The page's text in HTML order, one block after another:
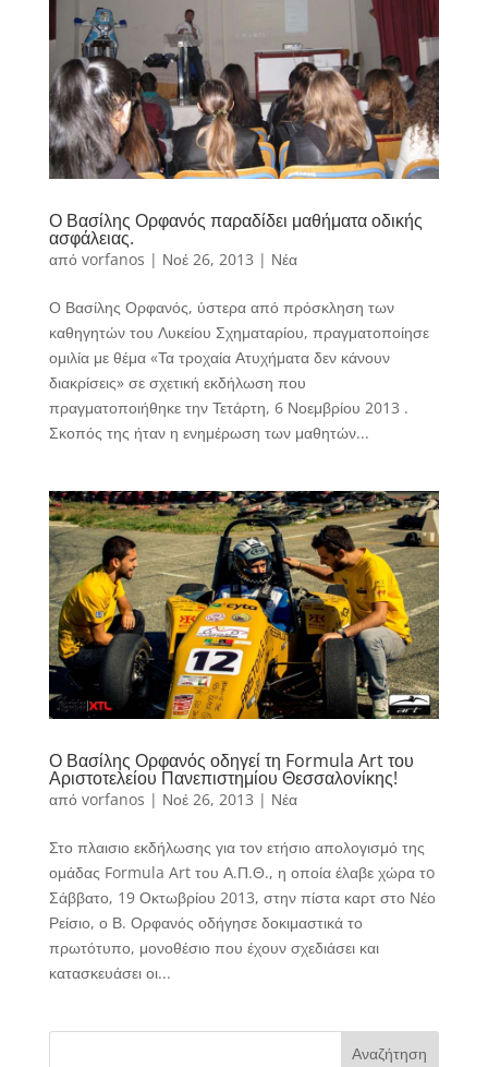
Ο Βασίλης Ορφανός παραδίδει μαθήματα οδικής
ασφάλειας.
από vorfanos | Νοέ 26, 2013 | Νέα
Ο Βασίλης Ορφανός, ύστερα από πρόσκληση των
καθηγητών του Λυκείου Σχηματαρίου, πραγματοποίησε
ομιλία με θέμα «Τα τροχαία Ατυχήματα δεν κάνουν
διακρίσεις» σε σχετική εκδήλωση που
πραγματοποιήθηκε την Τετάρτη, 6 Νοεμβρίου 2013 .
Σκοπός της ήταν η ενημέρωση των μαθητών...
Ο Βασίλης Ορφανός οδηγεί τη Formula Art του
Αριστοτελείου Πανεπιστημίου Θεσσαλονίκης!
από vorfanos | Νοέ 26, 2013 | Νέα
Στο πλαισιο εκδήλωσης για τον ετήσιο απολογισμό της
ομάδας Formula Art του Α.Π.Θ., η οποία έλαβε χώρα τo
Σάββατο, 19 Οκτωβρίου 2013, στην πίστα καρτ στο Νέο
Ρείσιο, ο Β. Ορφανός οδήγησε δοκιμαστικά το
πρωτότυπο, μονοθέσιο που έχουν σχεδιάσει και
κατασκευάσει οι...